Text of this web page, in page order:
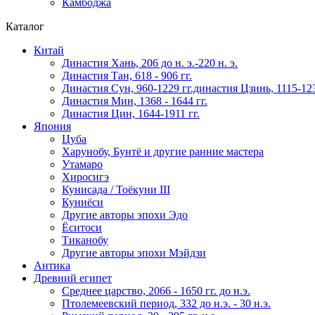
Каталог
Китай
Династия Хань, 206 до н. э.-220 н. э.
Династия Тан, 618 - 906 гг.
Династия Сун, 960-1229 гг.династия Цзинь, 1115-
Династия Мин, 1368 - 1644 гг.
Династия Цин, 1644-1911 гг.
Япония
Цуба
Харунобу, Бунтё и другие ранние мастера
Утамаро
Хиросигэ
Кунисада / Тоёкуни III
Куниёси
Другие авторы эпохи Эдо
Ёситоси
Тиканобу
Другие авторы эпохи Мэйдзи
Антика
Древний египет
Среднее царство, 2066 - 1650 гг. до н.э.
Птолемеевский период, 332 до н.э. - 30 н.э.